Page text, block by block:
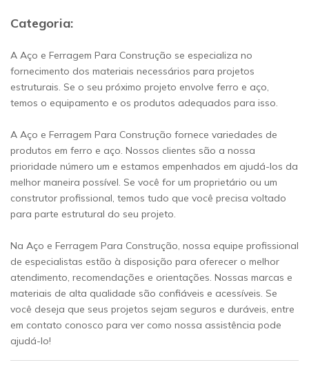
Categoria:
A Aço e Ferragem Para Construção se especializa no
fornecimento dos materiais necessários para projetos
estruturais. Se o seu próximo projeto envolve ferro e aço,
temos o equipamento e os produtos adequados para isso.
A Aço e Ferragem Para Construção fornece variedades de
produtos em ferro e aço. Nossos clientes são a nossa
prioridade número um e estamos empenhados em ajudá-los da
melhor maneira possível. Se você for um proprietário ou um
construtor profissional, temos tudo que você precisa voltado
para parte estrutural do seu projeto.
Na Aço e Ferragem Para Construção, nossa equipe profissional
de especialistas estão à disposição para oferecer o melhor
atendimento, recomendações e orientações. Nossas marcas e
materiais de alta qualidade são confiáveis e acessíveis. Se
você deseja que seus projetos sejam seguros e duráveis, entre
em contato conosco para ver como nossa assistência pode
ajudá-lo!